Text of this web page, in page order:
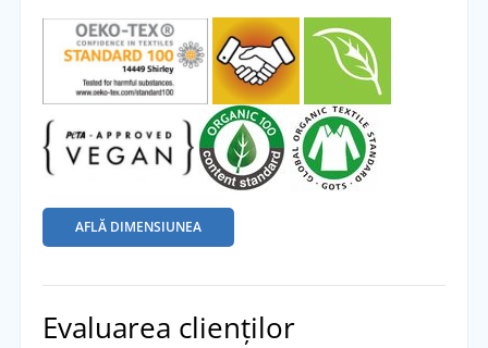
AFLĂ DIMENSIUNEA
Evaluarea clienților